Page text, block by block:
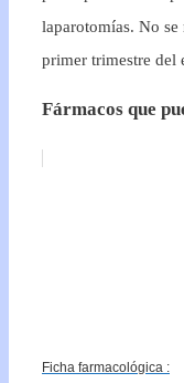
laparotomías. No
primer trimestre del
Fármacos que
Ficha farmacológica :